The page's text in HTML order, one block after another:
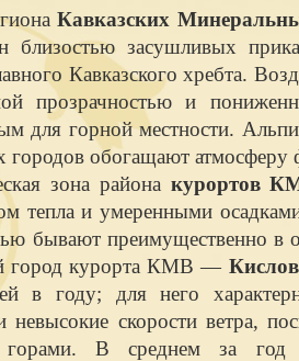
Кавказских
близостью засушливых
Кавказского хребта.
прозрачностью и
для горной местности.
городов обогащают атмосферу
зона района курортов
тепла и умеренными
бывают преимущественно в
город курорта КМВ —
в году; для него
невысокие скорости ветра,
В среднем за год